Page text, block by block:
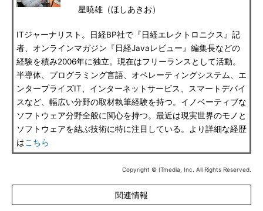
星暁雄（ほしあきお）
ITジャーナリスト。日経BP社で『日経エレクトロニクス』記
者、オンラインマガジン『日経Javaレビュー』編集長などの
経験を積み2006年に独立。現在はフリーランスとして活動。
半導体、プログラミング言語、オペレーティングシステム、エ
ンタープライズIT、インターネットサービス、スマートデバイ
スなど、幅広い分野の取材執筆経験を持つ。イノベーティブな
ソフトウェア分野全般に関心を持つ。最近は現実世界のモノと
ソフトウェアを結ぶ技術に特に注目している。より詳細な経歴
はこちら
Copyright © ITmedia, Inc. All Rights Reserved.
関連情報